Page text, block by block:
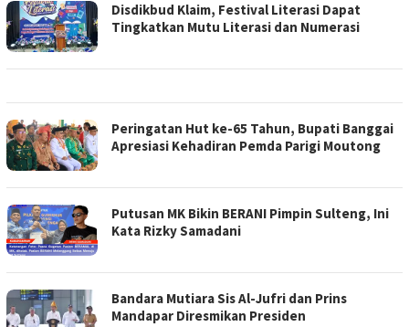
Disdikbud Klaim, Festival Literasi Dapat
Tingkatkan Mutu Literasi dan Numerasi
Peringatan Hut ke-65 Tahun, Bupati Banggai
Apresiasi Kehadiran Pemda Parigi Moutong
Putusan MK Bikin BERANI Pimpin Sulteng, Ini
Kata Rizky Samadani
Bandara Mutiara Sis Al-Jufri dan Prins
Mandapar Diresmikan Presiden